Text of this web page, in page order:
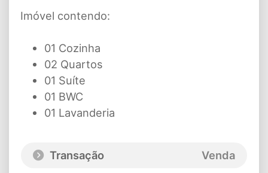
Imóvel contendo:
01 Cozinha
02 Quartos
01 Suíte
01 BWC
01 Lavanderia
Transação
Venda